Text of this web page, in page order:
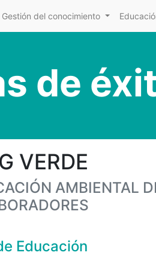
Gestión del conocimiento
de
VERDE
AMBIENTAL
Educación